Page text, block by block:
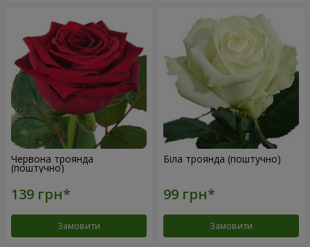
Червона троянда
(поштучно)
Замовити
Біла троянда (поштучно)
Замовити